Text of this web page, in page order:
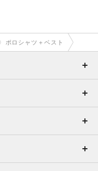
ポロシャツ＋ベスト